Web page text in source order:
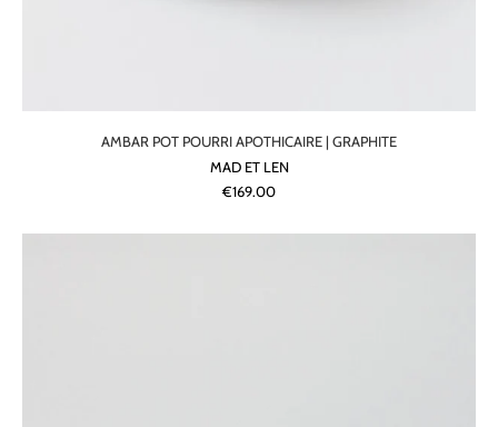
AMBAR POT POURRI APOTHICAIRE | GRAPHITE
MAD ET LEN
€169.00